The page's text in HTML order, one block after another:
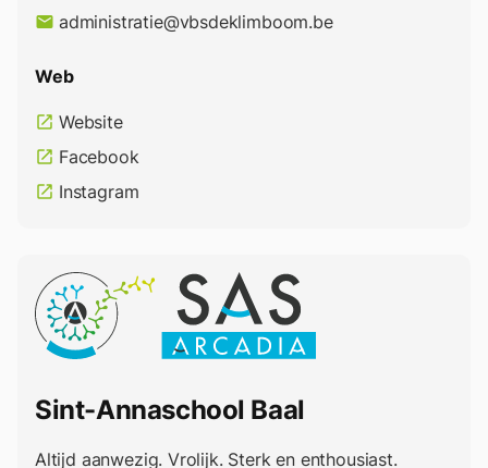
email administratie@vbsdeklimboom.be
Web
open_in_new Website
open_in_new Facebook
open_in_new Instagram
Sint-Annaschool Baal
Altijd aanwezig. Vrolijk. Sterk en enthousiast.